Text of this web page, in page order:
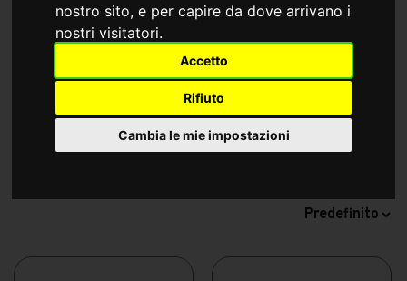
nostro sito, e per capire da dove arrivano i
nostri visitatori.
Accetto
Rifiuto
Cambia le mie impostazioni
EFFETTUA IL LOGIN PER VEDERE I PREZZI RISERVATI